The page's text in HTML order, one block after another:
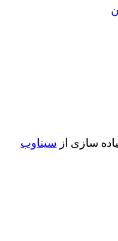
سازی از سیناوب